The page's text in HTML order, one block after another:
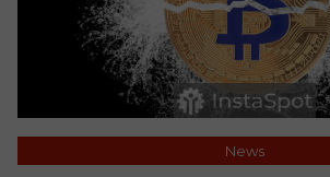
News